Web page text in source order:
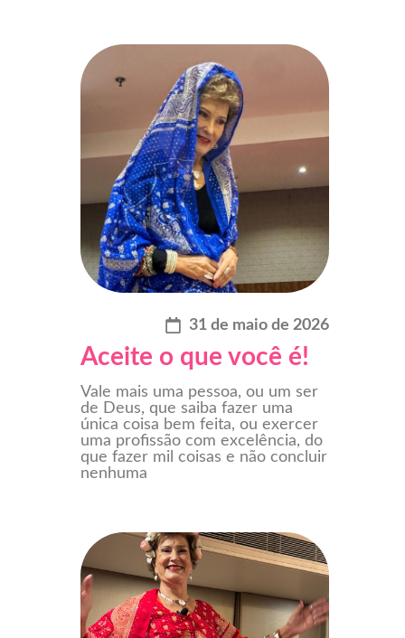
31 de maio de 2026
Aceite o que você é!
Vale mais uma pessoa, ou um ser
de Deus, que saiba fazer uma
única coisa bem feita, ou exercer
uma profissão com excelência, do
que fazer mil coisas e não concluir
nenhuma